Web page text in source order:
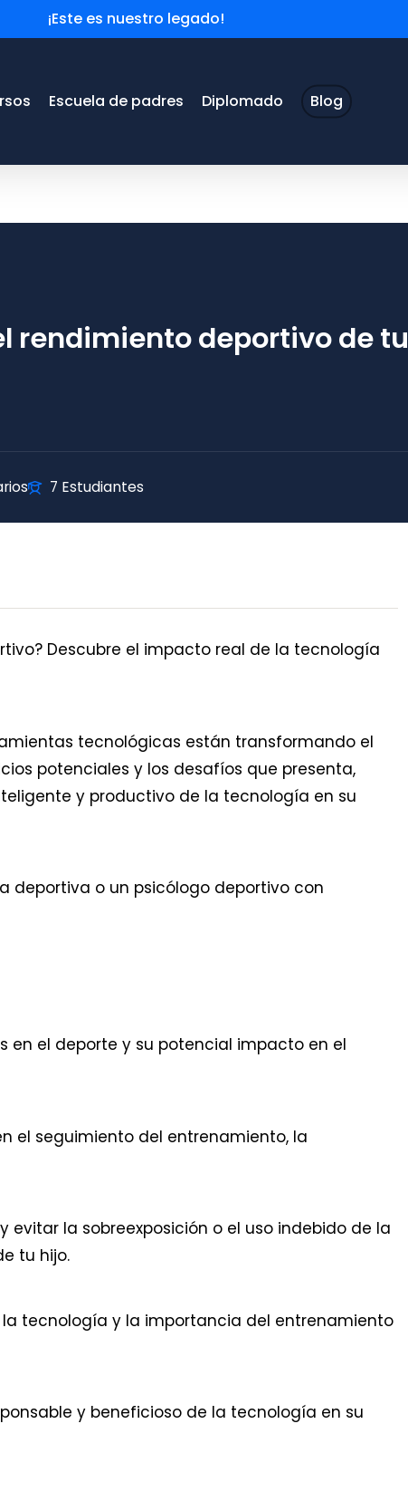
¡Este es nuestro legado!
Escuela de padres Diplomado Blog
rendimiento deportivo de tu
7 Estudiantes
Descubre el impacto real de la tecnología
tecnológicas están transformando el
potenciales y los desafíos que presenta,
y productivo de la tecnología en su
deportiva o un psicólogo deportivo con
en el deporte y su potencial impacto en el
el seguimiento del entrenamiento, la
la sobreexposición o el uso indebido de la
tu hijo.
tecnología y la importancia del entrenamiento
y beneficioso de la tecnología en su